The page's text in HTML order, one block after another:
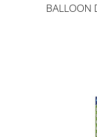
BALLOON